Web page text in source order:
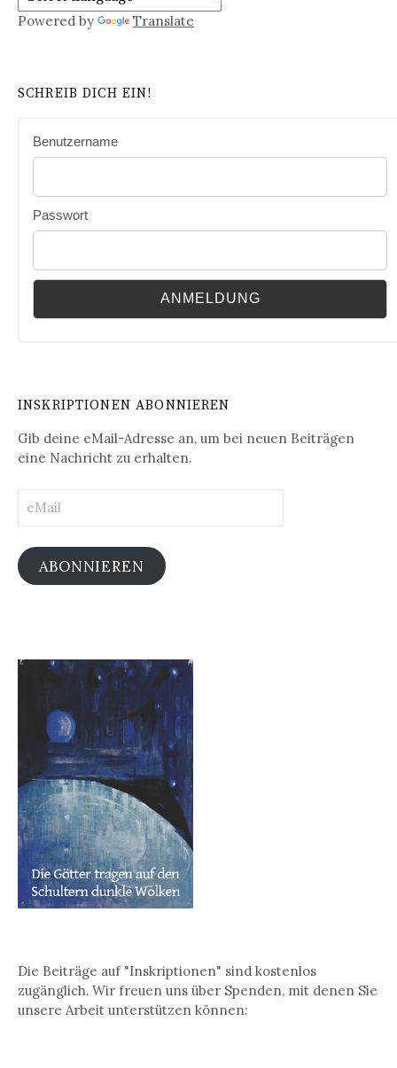
Powered by Translate
SCHREIB DICH EIN!
Benutzername
Passwort
INSKRIPTIONEN ABONNIEREN
Gib deine eMail-Adresse an, um bei neuen Beiträgen
eine Nachricht zu erhalten.
ABONNIEREN
Die Beiträge auf "Inskriptionen" sind kostenlos
zugänglich. Wir freuen uns über Spenden, mit denen Sie
unsere Arbeit unterstützen können: